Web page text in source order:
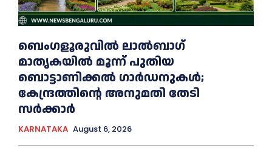
ബെംഗളൂരുവിൽ ലാൽബാഗ്
മാതൃകയിൽ മൂന്ന് പുതിയ
ബൊട്ടാണിക്കൽ ഗാർഡനുകൾ;
കേന്ദ്രത്തിന്റെ അനുമതി തേടി
സർക്കാർ
KARNATAKA August 6, 2026